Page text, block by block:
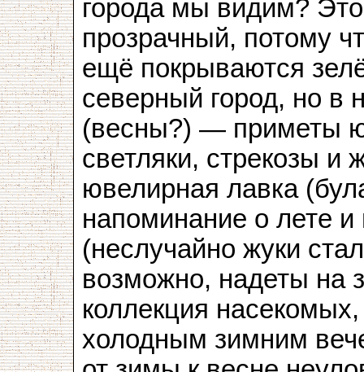
города мы видим?
прозрачный, потому
ещё покрываются
северный город, но в
(весны?) — приметы
светляки, стрекозы и
ювелирная лавка
напоминание о лете
(неслучайно жуки
возможно, надеты на
коллекция
холодным зимним